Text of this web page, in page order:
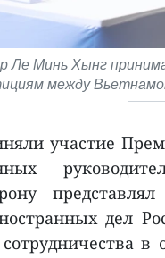
Ле Минь Хынг
между
участие
дел